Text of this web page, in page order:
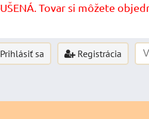
Tovar si môžete
sa Registrácia